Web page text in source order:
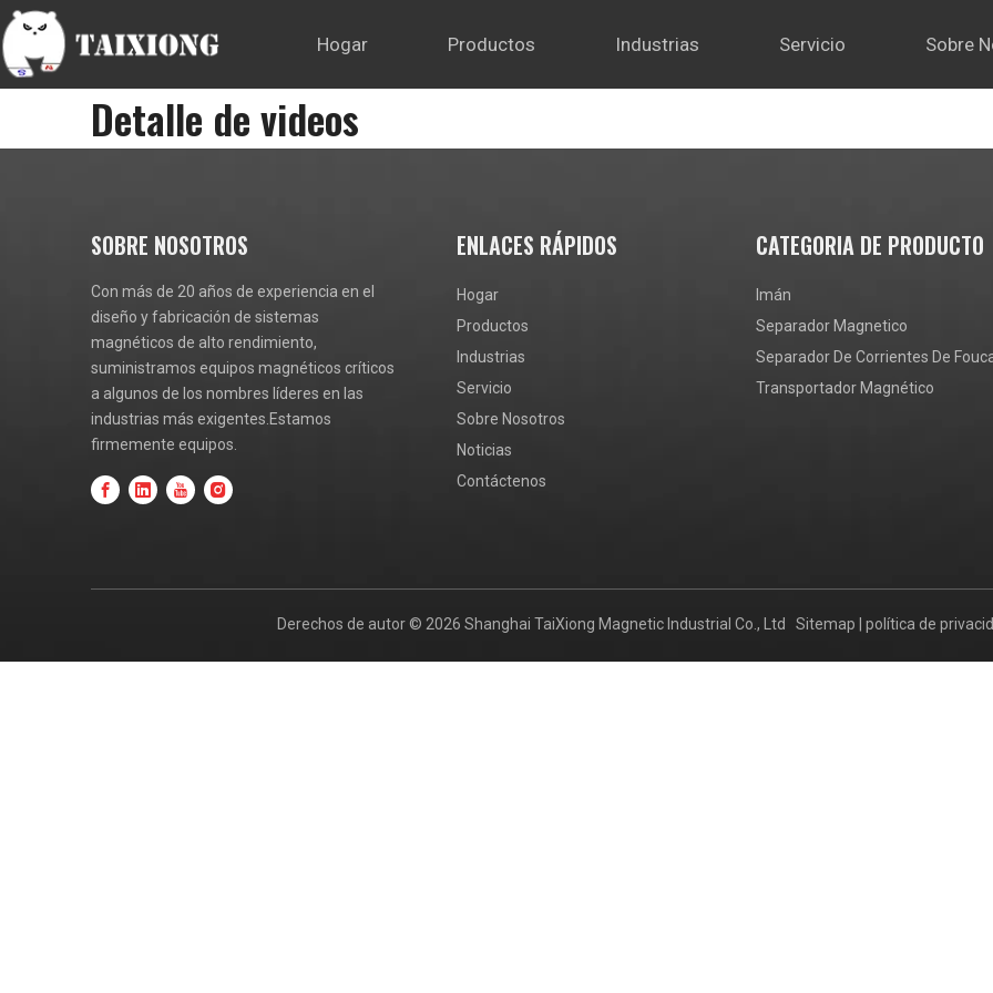
Hogar Productos Industrias Servicio Sobre
Detalle de videos
SOBRE NOSOTROS
Con más de 20 años de experiencia en el
diseño y fabricación de sistemas
magnéticos de alto rendimiento,
suministramos equipos magnéticos críticos
a algunos de los nombres líderes en las
industrias más exigentes.Estamos
firmemente equipos.
ENLACES RÁPIDOS
Hogar
Productos
Industrias
Servicio
Sobre Nosotros
Noticias
Contáctenos
CATEGORIA DE PRODUCTO
Imán
Separador Magnetico
Separador De Corrientes De
Transportador Magnético
Derechos de autor © 2026 Shanghai TaiXiong Magnetic Industrial Co., Ltd Sitemap política de